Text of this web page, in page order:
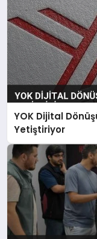
YOK Dijital
Yetiştiriyor